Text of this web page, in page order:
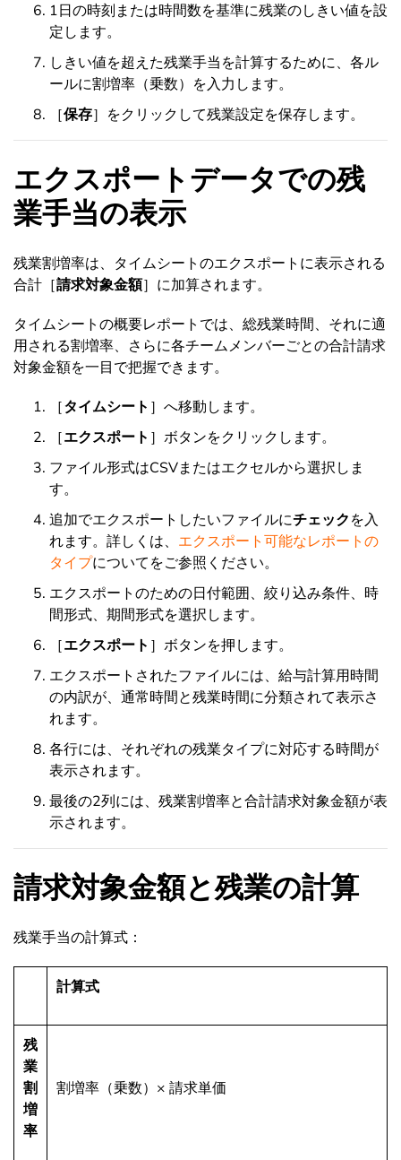
1日の時刻または時間数を基準に残業のしきい値を設
定します。
しきい値を超えた残業手当を計算するために、各ル
ールに割増率（乗数）を入力します。
［保存］をクリックして残業設定を保存します。
エクスポートデータでの残
業手当の表示
残業割増率は、タイムシートのエクスポートに表示される
合計［請求対象金額］に加算されます。
タイムシートの概要レポートでは、総残業時間、それに適
用される割増率、さらに各チームメンバーごとの合計請求
対象金額を一目で把握できます。
［タイムシート ］へ移動します。
［エクスポート ］ボタンをクリックします。
ファイル形式はCSVまたはエクセルから選択しま
す。
追加でエクスポートしたいファイルにチェックを入
れます。詳しくは、 エクスポート可能なレポートの
タイプについてをご参照ください。
エクスポートのための日付範囲、絞り込み条件、時
間形式、期間形式を選択します。
［エクスポート ］ボタンを押します。
エクスポートされたファイルには、給与計算用時間
の内訳が、通常時間と残業時間に分類されて表示さ
れます。
各行には、それぞれの残業タイプに対応する時間が
表示されます。
最後の2列には、残業割増率と合計請求対象金額が表
示されます。
請求対象金額と残業の計算
残業手当の計算式：
計算式
残
業
割
増
率
割増率（乗数）× 請求単価